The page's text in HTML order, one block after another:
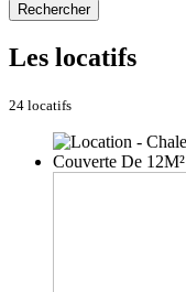
Rechercher
Les locatifs
24 locatifs